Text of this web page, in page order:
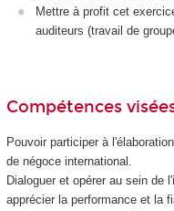
Mettre à profit cet
auditeurs (travail de
Compétences
Pouvoir participer à
de négoce international.
Dialoguer et opérer au sein de
apprécier la performance et la